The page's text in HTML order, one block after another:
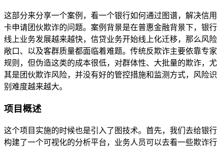
这部分来分享一个案例，看一个银行如何通过图谱，解决信用
卡申请团伙欺诈的问题。案例背景是在普惠金融背景下，银行
线上业务发展越来越快，信贷业务开始线上化迁移，那么风险
敞口、以及客群质量都面临着难题。传统反欺诈主要依靠专家
规则，但伪造这类的成本很低，对群体性、大批量的欺诈，尤
其是团伙欺诈风险，并没有好的管控措施和监测方式，风险识
别难度越来越大。
项目概述
这个项目实施的时候也是引入了图技术。首先，我们去给银行
构建了一个可视化的分析平台，业务人员可以去看一些欺诈行